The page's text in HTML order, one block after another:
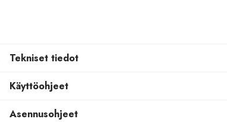
Tekniset tiedot
Käyttöohjeet
Asennusohjeet